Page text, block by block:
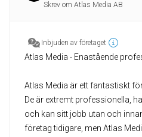
Skrev om Atlas Media AB
Inbjuden av företaget
Atlas Media - Enastående
Atlas Media är ett fantastiskt
De är extremt professionella,
och kan sitt jobb utan och
företag tidigare, men Atlas